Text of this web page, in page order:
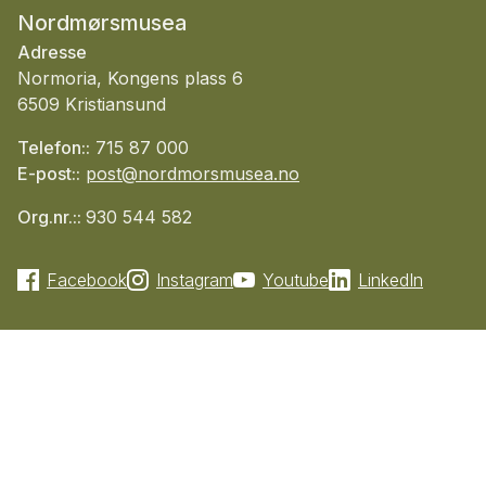
Nordmørsmusea
Adresse
Normoria, Kongens plass 6
6509 Kristiansund
Telefon:: 715 87 000
E-post:: post@nordmorsmusea.no
Org.nr.:: 930 544 582
Facebook Instagram Youtube LinkedIn